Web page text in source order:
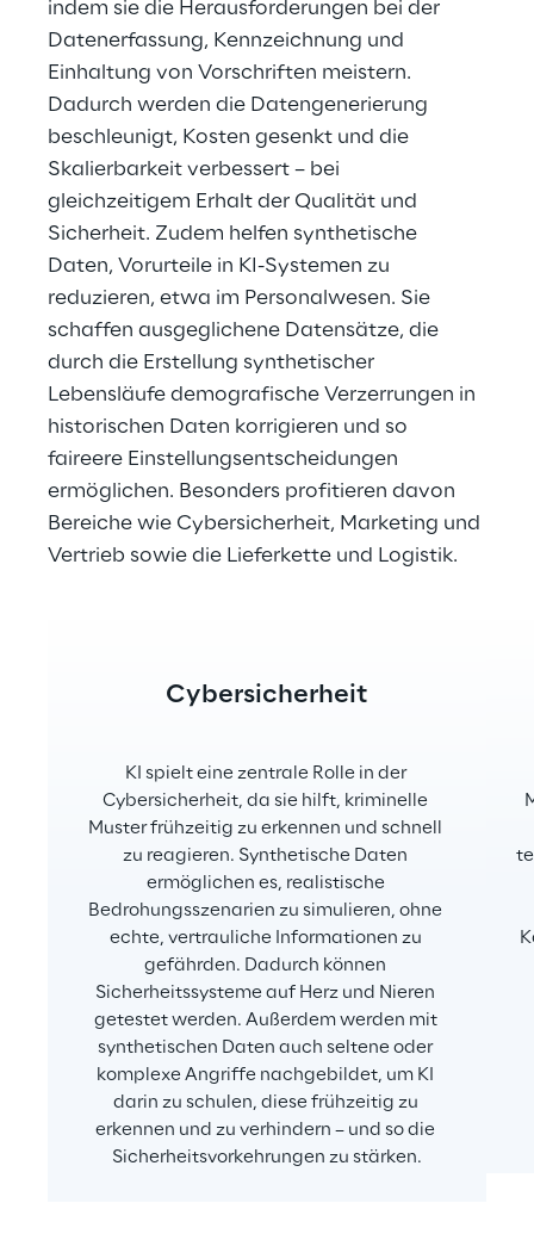
indem sie die Herausforderungen bei der
Datenerfassung, Kennzeichnung und
Einhaltung von Vorschriften meistern.
Dadurch werden die Datengenerierung
beschleunigt, Kosten gesenkt und die
Skalierbarkeit verbessert – bei
gleichzeitigem Erhalt der Qualität und
Sicherheit. Zudem helfen synthetische
Daten, Vorurteile in KI-Systemen zu
reduzieren, etwa im Personalwesen. Sie
schaffen ausgeglichene Datensätze, die
durch die Erstellung synthetischer
Lebensläufe demografische Verzerrungen in
historischen Daten korrigieren und so
faireere Einstellungsentscheidungen
ermöglichen. Besonders profitieren davon
Bereiche wie Cybersicherheit, Marketing und
Vertrieb sowie die Lieferkette und Logistik.
Cybersicherheit
KI spielt eine zentrale Rolle in der
Cybersicherheit, da sie hilft, kriminelle
Muster frühzeitig zu erkennen und schnell
zu reagieren. Synthetische Daten
ermöglichen es, realistische
Bedrohungsszenarien zu simulieren, ohne
echte, vertrauliche Informationen zu
gefährden. Dadurch können
Sicherheitssysteme auf Herz und Nieren
getestet werden. Außerdem werden mit
synthetischen Daten auch seltene oder
komplexe Angriffe nachgebildet, um KI
darin zu schulen, diese frühzeitig zu
erkennen und zu verhindern – und so die
Sicherheitsvorkehrungen zu stärken.